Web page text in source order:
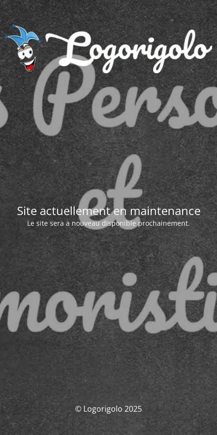
Site actuellement en maintenance
Le site sera a nouveau disponible prochainement.
© Logorigolo 2025